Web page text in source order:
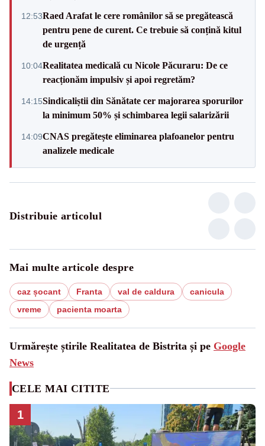
12:53Raed Arafat le cere românilor să se pregătească
pentru pene de curent. Ce trebuie să conțină kitul
de urgență
10:04Realitatea medicală cu Nicole Păcuraru: De ce
reacționăm impulsiv și apoi regretăm?
14:15Sindicaliștii din Sănătate cer majorarea sporurilor
la minimum 50% și schimbarea legii salarizării
14:09CNAS pregătește eliminarea plafoanelor pentru
analizele medicale
Distribuie articolul
Mai multe articole despre
caz șocant Franta val de caldura
canicula
vreme
pacienta moarta
Urmărește știrile Realitatea de Bistrita și pe Google
News
CELE MAI CITITE
1